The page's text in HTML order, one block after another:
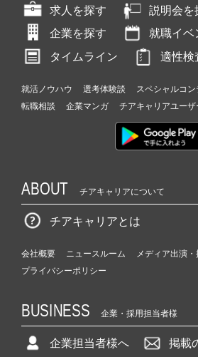
求人を探す
説明会を
企業を探す
就職イベ
タイムライン
適性検
就活ノウハウ 選考体験談 スペシャルコン
転職相談
企業マンガ チアキャリアユーザ
ABOUT チアキャリアについて
チアキャリアとは
会社概要 ニュースルーム
メディア出演
プライバシーポリシー
BUSINESS 企業・採用担当者様
企業担当者様へ 掲載